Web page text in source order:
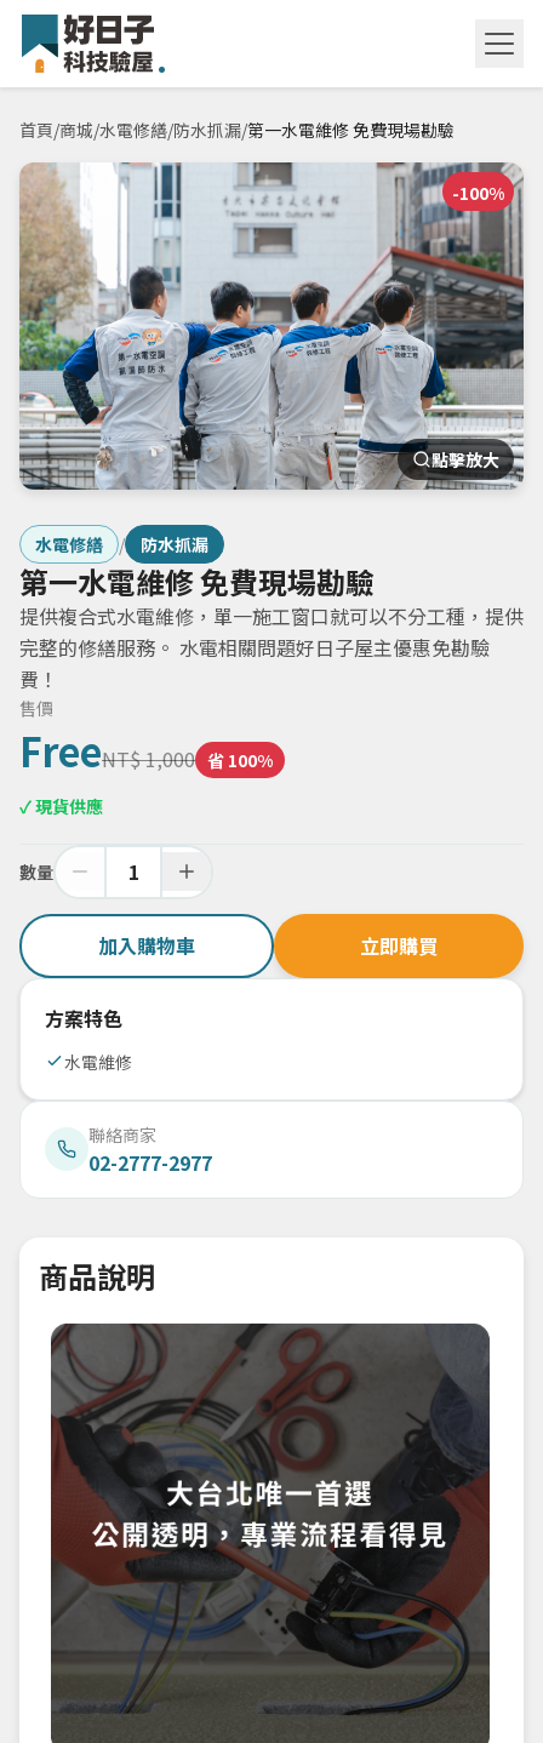
首頁/商城/水電修繕/防水抓漏/第一水電維修 免費現場勘驗
-100%
點擊放大
水電修繕 / 防水抓漏
第一水電維修 免費現場勘驗
提供複合式水電維修，單一施工窗口就可以不分工種，提供
完整的修繕服務。 水電相關問題好日子屋主優惠免勘驗
費！
售價
FreeNT$1,000 省 100%
✓ 現貨供應
數量
加入購物車 立即購買
方案特色
水電維修
聯絡商家
02-2777-2977
商品說明